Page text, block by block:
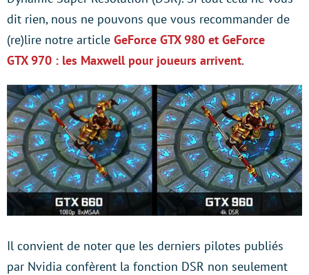
dit rien, nous ne pouvons que vous recommander de
(re)lire notre article GeForce GTX 980 et GeForce
GTX 970 : les Maxwell pour joueurs arrivent.
Il convient de noter que les derniers pilotes publiés
par Nvidia confèrent la fonction DSR non seulement